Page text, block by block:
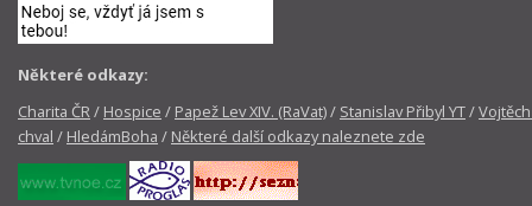
Některé odkazy:
Charita ČR/ Hospice / Papež Lev XIV. (RaVat)/ Stanislav Přibyl YT/
chval / HledámBoha / Některé další odkazy naleznete zde